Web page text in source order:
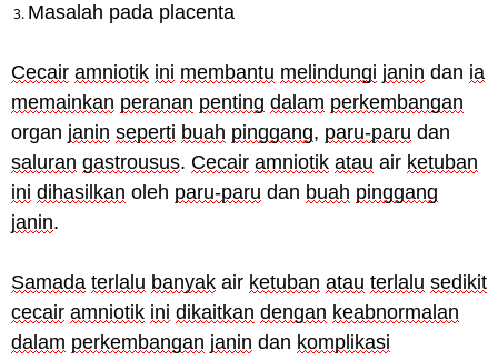
Masalah pada placenta
Cecair amniotik ini membantu melindungi janin dan ia
memainkan peranan penting dalam perkembangan
organ janin seperti buah pinggang, paru-paru dan
saluran gastrousus. Cecair amniotik atau air ketuban
ini dihasilkan oleh paru-paru dan buah pinggang
janin.
Samada terlalu banyak air ketuban atau terlalu sedikit
cecair amniotik ini dikaitkan dengan keabnormalan
dalam perkembangan janin dan komplikasi